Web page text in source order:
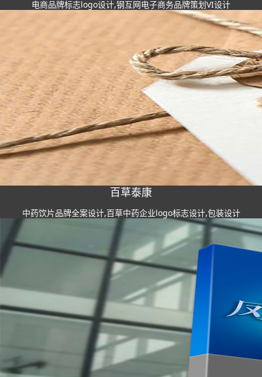
电商品牌标志logo设计,钢互网电子商务品牌策划VI设计
百草泰康
中药饮片品牌全案设计,百草中药企业logo标志设计,包装设计